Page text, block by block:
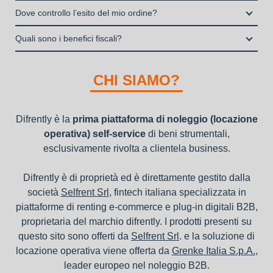
dei beni e con vantaggi di gestione per i propri clienti.
interamente online
Il contratto di locazione operativa sarà stipulato con Grenke
operativa di beni mobili strumentali (B2B), previa approvazione
della richiesta da parte della stessa.
Dove controllo l’esito del mio ordine?
Una volta fatto login vai sull’icona con l’omino e clicca su
Quali sono i benefici fiscali?
nel bilancio, poiché i canoni vengono considerati un servizio. I
canoni di noleggio sono deducibili ai fini IRES e IRAP
CHI SIAMO?
Difrently è la prima piattaforma di noleggio (locazione
operativa) self-servicedi beni strumentali,
esclusivamente rivolta a clientela business.
Difrently è di proprietà ed è direttamente gestito dalla
società Selfrent Srl , fintech italiana specializzata in
piattaforme di renting e-commerce e plug-in digitali B2B,
proprietaria del marchio difrently. I prodotti presenti su
questo sito sono offerti da Selfrent Srl . e la soluzione di
locazione operativa viene offerta da Grenke Italia S.p.A.,
leader europeo nel noleggio B2B.